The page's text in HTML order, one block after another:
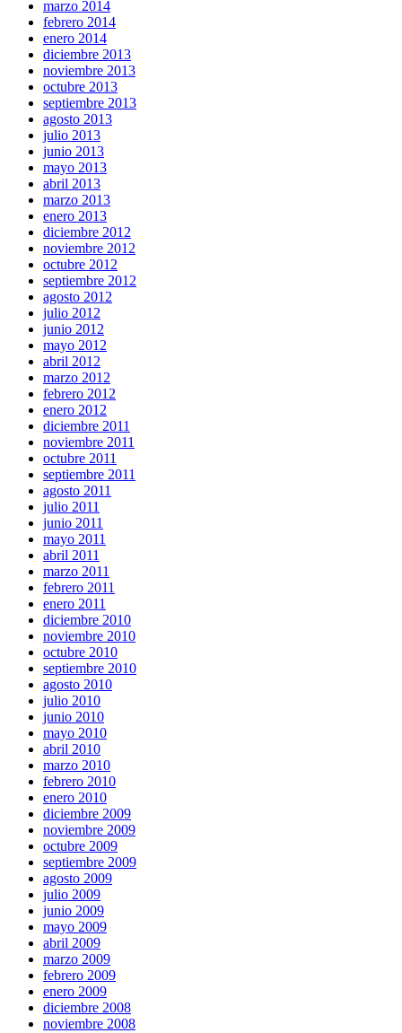
marzo 2014
febrero 2014
enero 2014
diciembre 2013
noviembre 2013
octubre 2013
septiembre 2013
agosto 2013
julio 2013
junio 2013
mayo 2013
abril 2013
marzo 2013
enero 2013
diciembre 2012
noviembre 2012
octubre 2012
septiembre 2012
agosto 2012
julio 2012
junio 2012
mayo 2012
abril 2012
marzo 2012
febrero 2012
enero 2012
diciembre 2011
noviembre 2011
octubre 2011
septiembre 2011
agosto 2011
julio 2011
junio 2011
mayo 2011
abril 2011
marzo 2011
febrero 2011
enero 2011
diciembre 2010
noviembre 2010
octubre 2010
septiembre 2010
agosto 2010
julio 2010
junio 2010
mayo 2010
abril 2010
marzo 2010
febrero 2010
enero 2010
diciembre 2009
noviembre 2009
octubre 2009
septiembre 2009
agosto 2009
julio 2009
junio 2009
mayo 2009
abril 2009
marzo 2009
febrero 2009
enero 2009
diciembre 2008
noviembre 2008